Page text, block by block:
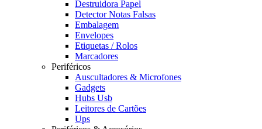
Destruidora Papel
Detector Notas Falsas
Embalagem
Envelopes
Etiquetas / Rolos
Marcadores
Periféricos
Auscultadores & Microfones
Gadgets
Hubs Usb
Leitores de Cartões
Ups